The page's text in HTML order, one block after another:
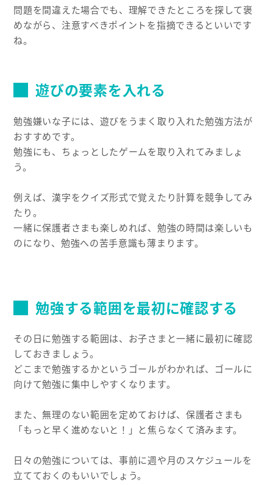
問題を間違えた場合でも、理解できたところを探して褒
めながら、注意すべきポイントを指摘できるといいです
ね。
遊びの要素を入れる
勉強嫌いな子には、遊びをうまく取り入れた勉強方法が
おすすめです。
勉強にも、ちょっとしたゲームを取り入れてみましょ
う。
例えば、漢字をクイズ形式で覚えたり計算を競争してみ
たり。
一緒に保護者さまも楽しめれば、勉強の時間は楽しいも
のになり、勉強への苦手意識も薄まります。
勉強する範囲を最初に確認する
その日に勉強する範囲は、お子さまと一緒に最初に確認
しておきましょう。
どこまで勉強するかというゴールがわかれば、ゴールに
向けて勉強に集中しやすくなります。
また、無理のない範囲を定めておけば、保護者さまも
「もっと早く進めないと！」と焦らなくて済みます。
日々の勉強については、事前に週や月のスケジュールを
立てておくのもいいでしょう。